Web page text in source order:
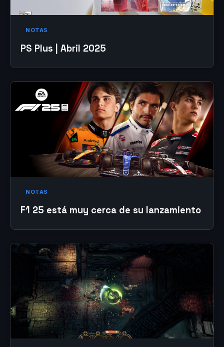
NOTAS
PS Plus | Abril 2025
NOTAS
F1 25 está muy cerca de su lanzamiento